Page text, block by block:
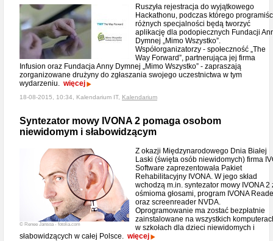
Ruszyła rejestracja do wyjątkowego
Hackathonu, podczas którego
różnych specjalności będą tworzyć
aplikację dla podopiecznych Fundacji
Dymnej „Mimo Wszystko”.
Współorganizatorzy - społeczność „The
Way Forward”, partnerująca jej firma
Infusion oraz Fundacja Anny Dymnej „Mimo Wszystko” - zapraszają
zorganizowane drużyny do zgłaszania swojego uczestnictwa w tym
wydarzeniu. więcej
18-08-2015, 10:34, Kalendarium IT, Kalendarium
Syntezator mowy IVONA 2 pomaga osobom
niewidomym i słabowidzącym
© Renee Jansoa - fotolia.com
Z okazji Międzynarodowego Dnia Białej
Laski (święta osób niewidomych) firma
Software zaprezentowała Pakiet
Rehabilitacyjny IVONA. W jego skład
wchodzą m.in. syntezator mowy IVONA 2
ośmioma głosami, program IVONA
oraz screenreader NVDA.
Oprogramowanie ma zostać bezpłatnie
zainstalowane na wszystkich
w szkołach dla dzieci niewidomych i
słabowidzących w całej Polsce. więcej